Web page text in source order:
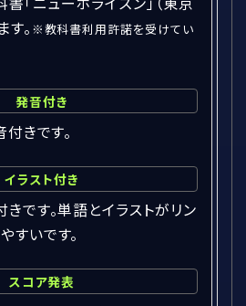
。 ※教科書利用許諾を受けてい
発音付き
きです。
イラスト付き
きです。単語とイラストがリン
すいです。
スコア発表